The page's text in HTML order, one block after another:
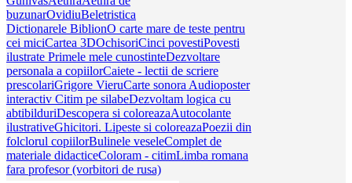
buzunarOvidiuBeletristica
Dictionarele BiblionO carte mare de teste pentru
cei miciCartea 3DOchisoriCinci povestiPovesti
ilustrate Primele mele cunostinteDezvoltare
personala a copiilorCaiete - lectii de scriere
prescolariGrigore VieruCarte sonora Audioposter
interactiv Citim pe silabeDezvoltam logica cu
abtibilduriDescopera si coloreazaAutocolante
ilustrativeGhicitori. Lipeste si coloreazaPoezii din
folclorul copiilorBulinele veseleComplet de
materiale didacticeColoram - citimLimba romana
fara profesor (vorbitori de rusa)